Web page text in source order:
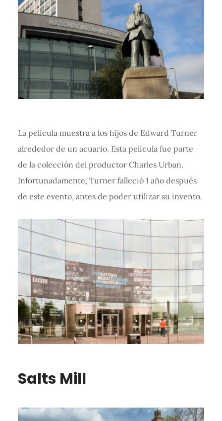
La película muestra a los hijos de Edward Turner
alrededor de un acuario. Esta película fue parte
de la colección del productor Charles Urban.
Infortunadamente, Turner falleció 1 año después
de este evento, antes de poder utilizar su invento.
Salts Mill